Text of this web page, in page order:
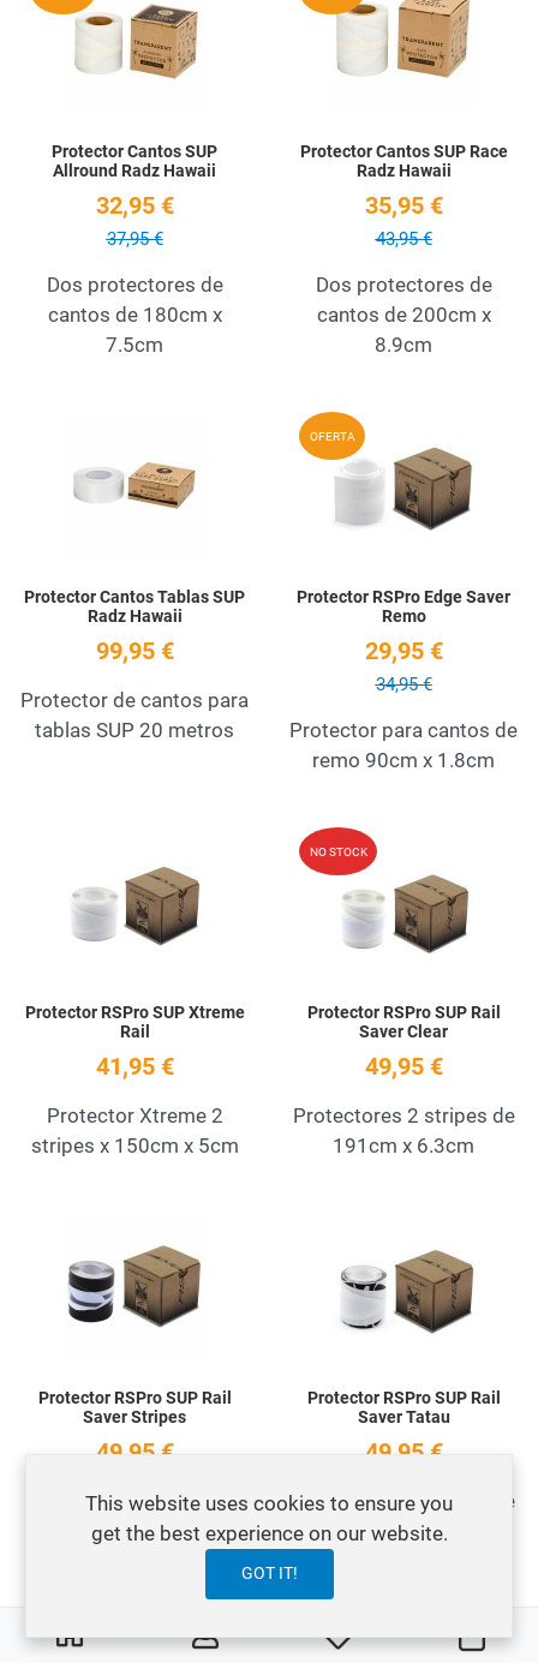
My Wishlist
Protector Cantos SUP
Allround Radz Hawaii
32,95 €
37,95 €
Dos protectores de
cantos de 180cm x
7.5cm
Protector Cantos SUP Race
Radz Hawaii
35,95 €
43,95 €
Dos protectores de
cantos de 200cm x
8.9cm
Add to Wishlist
Quick View
Protector Cantos Tablas SUP
Radz Hawaii
99,95 €
Protector de cantos para
tablas SUP 20 metros
OFERTA
Protector RSPro Edge Saver
Remo
29,95 €
34,95 €
Protector para cantos de
remo 90cm x 1.8cm
Add to Wishlist
Quick View
Protector RSPro SUP Xtreme
Rail
41,95 €
Protector Xtreme 2
stripes x 150cm x 5cm
NO STOCK
Protector RSPro SUP Rail
Saver Clear
49,95 €
Protectores 2 stripes de
191cm x 6.3cm
Quick View
Protector RSPro SUP Rail
Saver Stripes
49,95 €
Protectores 191cm x
6.3cm varios colores
Protector RSPro SUP Rail
Saver Tatau
49,95 €
Protectores 2 stripes de
191cm x 6.3cm
This website uses cookies to ensure you
get the best experience on our website.
GOT IT!